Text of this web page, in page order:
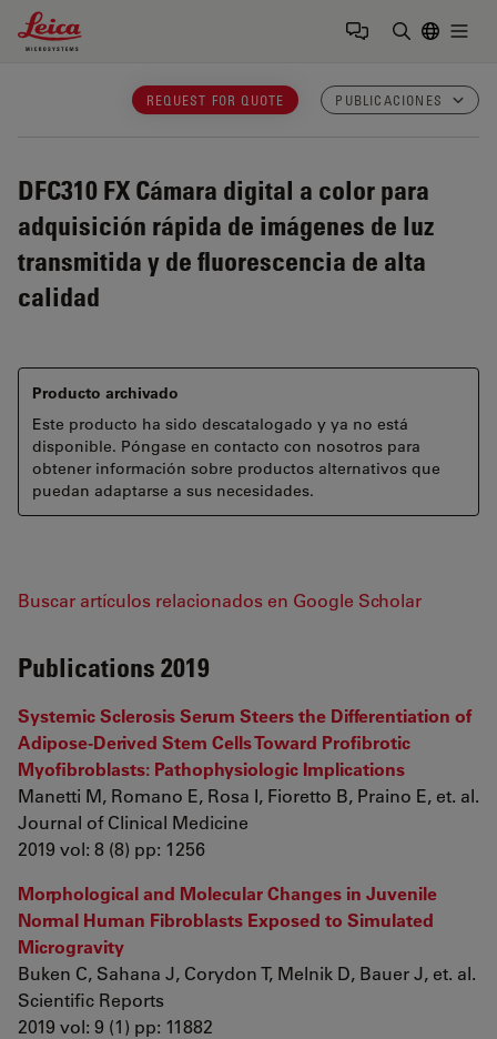
Leica Microsystems Logo
REQUEST FOR QUOTE PUBLICACIONES
DFC310 FX Cámara digital a color para
adquisición rápida de imágenes de luz
transmitida y de fluorescencia de alta
calidad
Producto archivado
Este producto ha sido descatalogado y ya no está
disponible. Póngase en contacto con nosotros para
obtener información sobre productos alternativos que
puedan adaptarse a sus necesidades.
Buscar artículos relacionados en Google Scholar
Publications 2019
Systemic Sclerosis Serum Steers the Differentiation of
Adipose-Derived Stem Cells Toward Profibrotic
Myofibroblasts: Pathophysiologic Implications
Manetti M, Romano E, Rosa I, Fioretto B, Praino E, et. al.
Journal of Clinical Medicine
2019 vol: 8 (8) pp: 1256
Morphological and Molecular Changes in Juvenile
Normal Human Fibroblasts Exposed to Simulated
Microgravity
Buken C, Sahana J, Corydon T, Melnik D, Bauer J, et. al.
Scientific Reports
2019 vol: 9 (1) pp: 11882